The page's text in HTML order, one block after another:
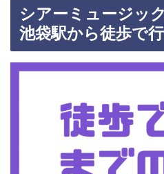
シアーミュージッ
池袋駅から徒歩で